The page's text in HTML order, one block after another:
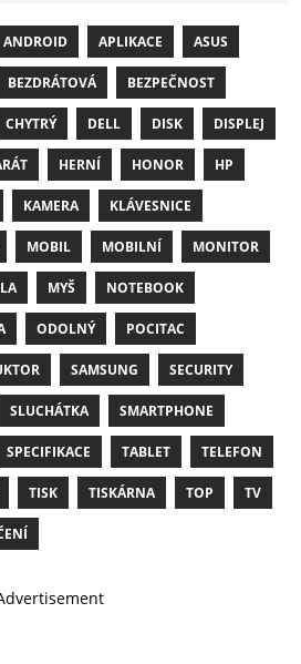
ANDROID APLIKACE ASUS
BEZDRÁTOVÁ BEZPEČNOST
CHYTRÝ DELL DISK DISPLEJ
HERNÍ HONOR HP
KAMERA KLÁVESNICE
MOBIL MOBILNÍ MONITOR
MYŠ NOTEBOOK
ODOLNÝ POCITAC
SAMSUNG SECURITY
SLUCHÁTKA SMARTPHONE
SPECIFIKACE TABLET TELEFON
TISK TISKÁRNA TOP TV